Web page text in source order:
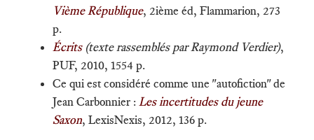
Vième République, 2ième éd, Flammarion, 273
p.
Écrits (texte rassemblés par Raymond Verdier),
PUF, 2010, 1554 p.
Ce qui est considéré comme une "autofiction" de
Jean Carbonnier : Les incertitudes du jeune
Saxon, LexisNexis, 2012, 136 p.